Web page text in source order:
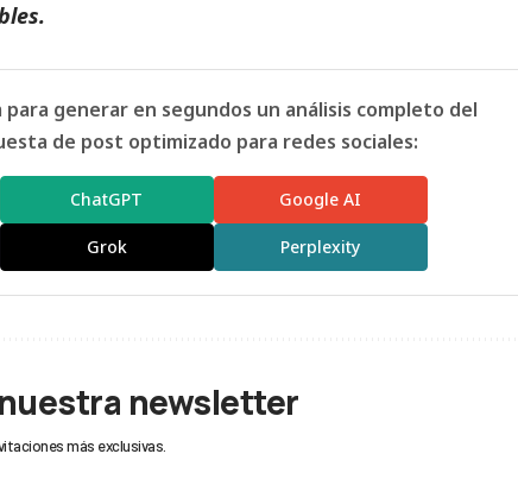
.
generar en segundos un análisis completo del
de post optimizado para redes sociales:
ChatGPT Google AI
Grok Perplexity
newsletter
más exclusivas.